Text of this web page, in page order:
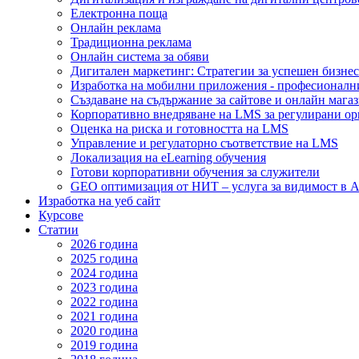
Електронна поща
Онлайн реклама
Традиционна реклама
Онлайн система за обяви
Дигитален маркетинг: Стратегии за успешен бизнес
Изработка на мобилни приложения -
Създаване на съдържание за сайтове и онлайн
Корпоративно внедряване на LMS за регулирани
Оценка на риска и готовността на LMS
Управление и регулаторно съответствие на LMS
Локализация на eLearning обучения
Готови корпоративни обучения за служители
GEO оптимизация от НИТ – услуга за видимост в
Изработка на уеб сайт
Курсове
Статии
2026 година
2025 година
2024 година
2023 година
2022 година
2021 година
2020 година
2019 година